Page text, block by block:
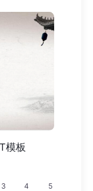
模板
3 4 5